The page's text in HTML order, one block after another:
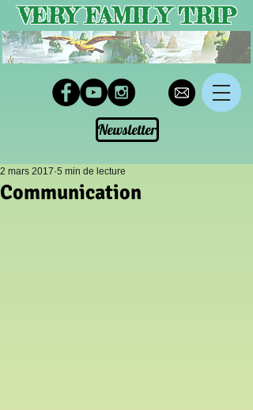
Newsletter
VERY FAMILY TRIP
Communication
2 mars 2017 5 min de lecture